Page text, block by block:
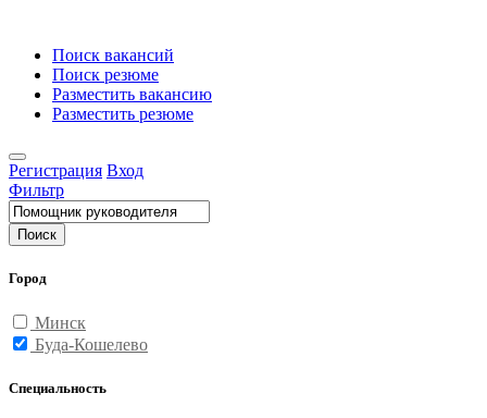
Поиск вакансий
Поиск резюме
Разместить вакансию
Разместить резюме
Регистрация Вход
Фильтр
Поиск
Город
Минск
Буда-Кошелево
Специальность